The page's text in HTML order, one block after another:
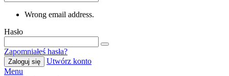
Wrong email address.
Hasło
Zapomniałeś hasła?
Zaloguj się
Utwórz konto
Menu